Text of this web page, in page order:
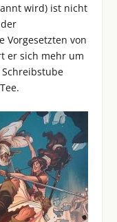
wird) ist nicht
Vorgesetzten von
er sich mehr um